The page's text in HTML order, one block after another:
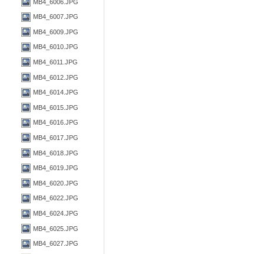
MB4_6006.JPG
MB4_6007.JPG
MB4_6009.JPG
MB4_6010.JPG
MB4_6011.JPG
MB4_6012.JPG
MB4_6014.JPG
MB4_6015.JPG
MB4_6016.JPG
MB4_6017.JPG
MB4_6018.JPG
MB4_6019.JPG
MB4_6020.JPG
MB4_6022.JPG
MB4_6024.JPG
MB4_6025.JPG
MB4_6027.JPG